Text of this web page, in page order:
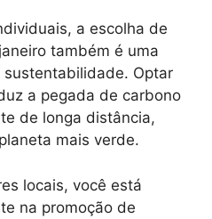
a escolha de
também é uma
Optar
a pegada de carbono
de longa distância,
mais verde.
locais, você está
na promoção de